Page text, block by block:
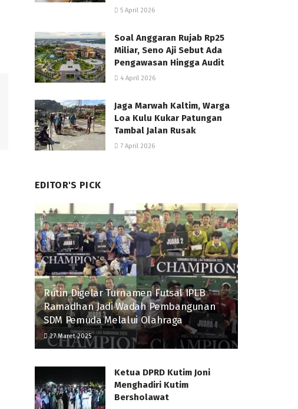
5 April 2026
Soal Anggaran Rujab Rp25
Miliar, Seno Aji Sebut Ada
Pengawasan Hingga Audit
4 April 2026
Jaga Marwah Kaltim, Warga
Loa Kulu Kukar Patungan
Tambal Jalan Rusak
7 April 2026
EDITOR'S PICK
Rutin Digelar Turnamen Futsal IPLB
Ramadhan Jadi Wadah Pembangunan
SDM Pemuda Melalui Olahraga
27 Maret 2025
Ketua DPRD Kutim Joni
Menghadiri Kutim
Bersholawat